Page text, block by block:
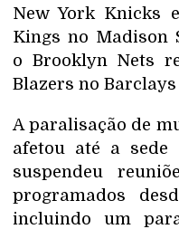
New York Knicks
Kings no Madison
o Brooklyn Nets
Blazers no Barclays
A paralisação de
afetou até a sede
suspendeu
programados
incluindo um